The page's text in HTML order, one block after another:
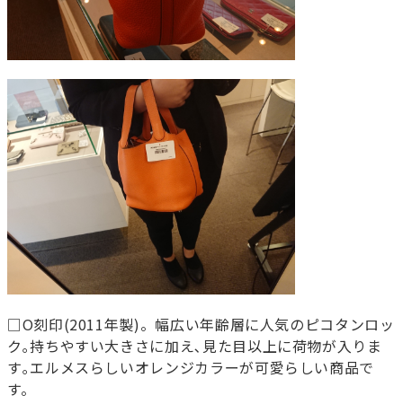
□O刻印(2011年製)。幅広い年齢層に人気のピコタンロッ
ク｡持ちやすい大きさに加え､見た目以上に荷物が入りま
す｡エルメスらしいオレンジカラーが可愛らしい商品で
す。